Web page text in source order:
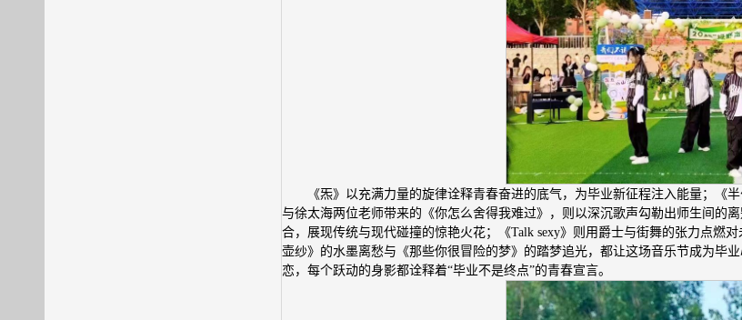
《炁》以充满力量的旋律诠释青春奋进的底气，为毕业新征程注入能量；《
与徐太海两位老师带来的《你怎么舍得我难过》，则以深沉歌声勾勒出师生间的
合，展现传统与现代碰撞的惊艳火花；《Talk sexy》则用爵士与街舞的张力点燃
壶纱》的水墨离愁与《那些你很冒险的梦》的踏梦追光，都让这场音乐节成为毕
恋，每个跃动的身影都诠释着“毕业不是终点”的青春宣言。